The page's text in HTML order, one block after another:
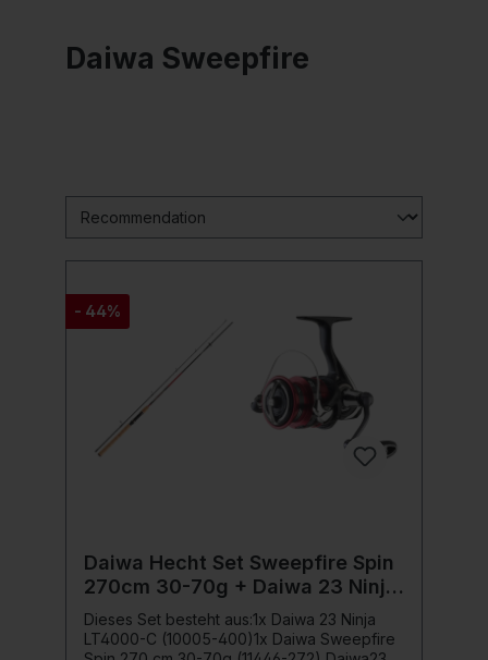
Daiwa Sweepfire
- 44%
Daiwa Hecht Set Sweepfire Spin
270cm 30-70g + Daiwa 23 Ninja
LT-4000
Dieses Set besteht aus:1x Daiwa 23 Ninja
LT4000-C (10005-400)1x Daiwa Sweepfire